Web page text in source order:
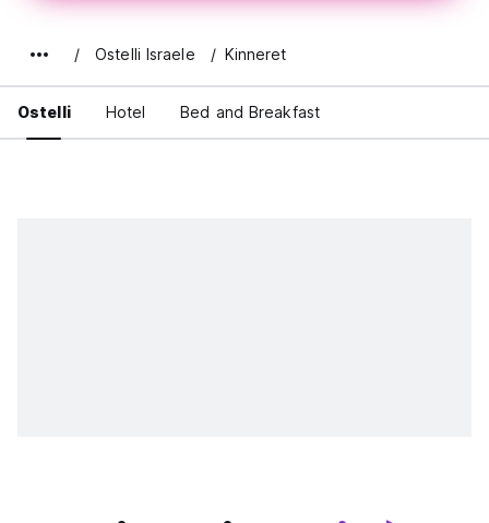
Ostelli Israele Kinneret
Ostelli Hotel Bed and Breakfast